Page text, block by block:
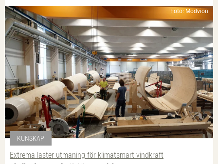
Foto: Modvion
KUNSKAP
Extrema laster utmaning för klimatsmart vindkraft